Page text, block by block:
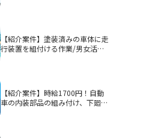
【紹介案件】塗装済みの車体に走
行装置を組付ける作業/男女活躍
【紹介案件】時給1700円！自動
車の内装部品の組み付け、下廻り